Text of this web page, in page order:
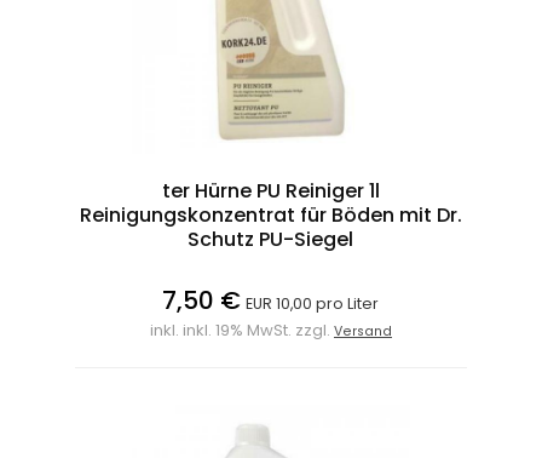
ter Hürne PU Reiniger 1l
Reinigungskonzentrat für Böden mit Dr.
Schutz PU-Siegel
7,50 € EUR 10,00 pro Liter
inkl. inkl. 19% MwSt. zzgl. Versand